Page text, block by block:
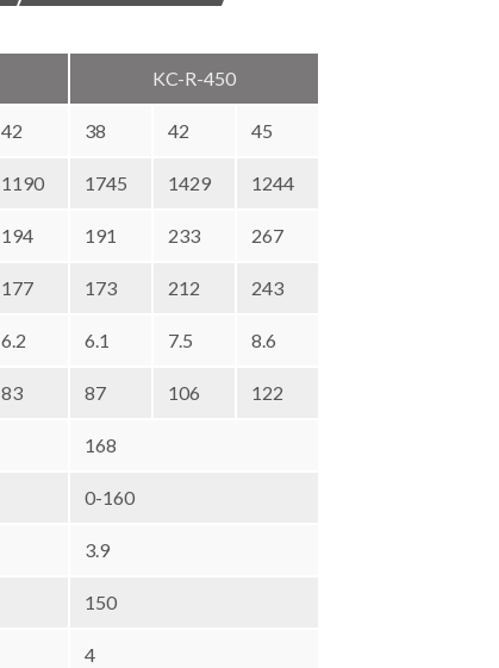
KC-R-450
42 38 42 45
1190 1745 1429 1244
194 191 233 267
177 173 212 243
6.2 6.1 7.5 8.6
83 87 106 122
168
0-160
3.9
150
4